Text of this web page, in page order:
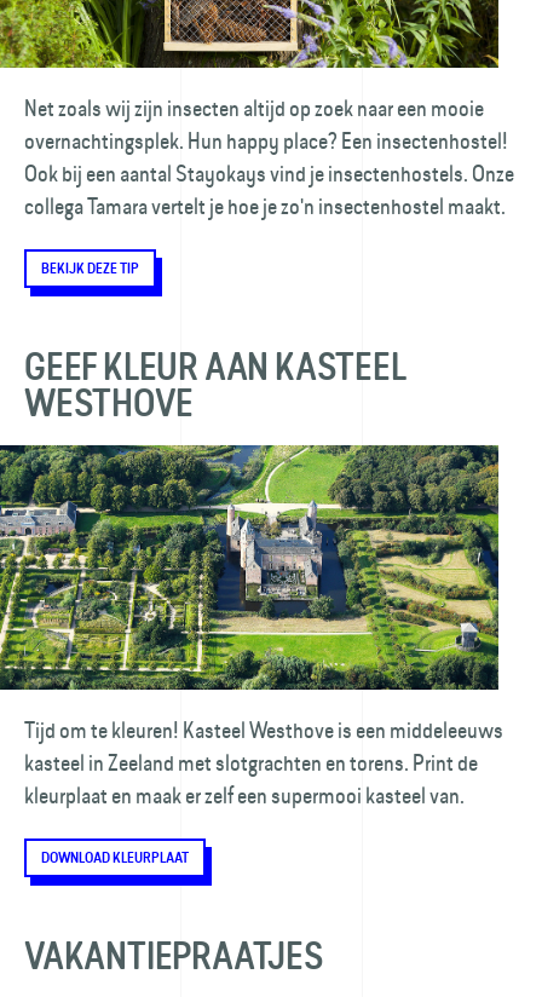
Net zoals wij zijn insecten altijd op zoek naar een mooie
overnachtingsplek. Hun happy place? Een insectenhostel!
Ook bij een aantal Stayokays vind je insectenhostels. Onze
collega Tamara vertelt je hoe je zo'n insectenhostel maakt.
BEKIJK DEZE TIP
GEEF KLEUR AAN KASTEEL
WESTHOVE
Tijd om te kleuren! Kasteel Westhove is een middeleeuws
kasteel in Zeeland met slotgrachten en torens. Print de
kleurplaat en maak er zelf een supermooi kasteel van.
DOWNLOAD KLEURPLAAT
VAKANTIEPRAATJES